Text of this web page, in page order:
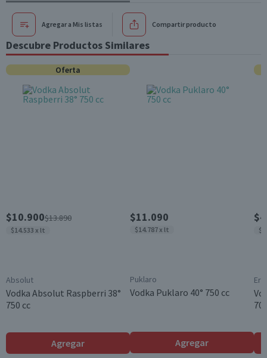
Agregar a Mis listas Compartir producto
Descubre Productos Similares
Oferta
$10.900$13.890
$14.533 x lt
Absolut
Vodka Absolut Raspberri 38°
750 cc
Agregar
$11.090
$14.787 x lt
Puklaro
Vodka Puklaro 40° 750 cc
Agregar